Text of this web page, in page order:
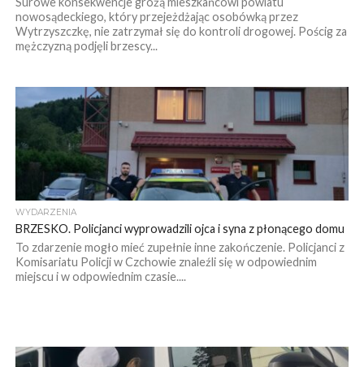
nowosądeckiego, który przejeżdżając osobówką przez
Wytrzyszczkę, nie zatrzymał się do kontroli drogowej. Pościg za
mężczyzną podjęli brzescy...
WYDARZENIA
BRZESKO. Policjanci wyprowadzili ojca i syna z płonącego domu
To zdarzenie mogło mieć zupełnie inne zakończenie. Policjanci z
Komisariatu Policji w Czchowie znaleźli się w odpowiednim
miejscu i w odpowiednim czasie....